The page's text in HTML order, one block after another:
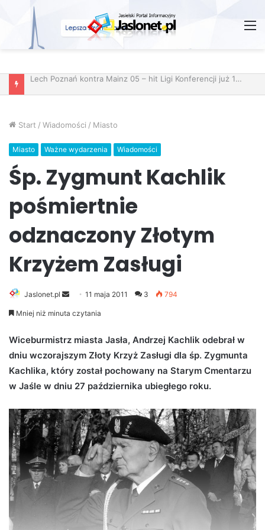
Start / Wiadomości / Miasto
Miasto Ważne wydarzenia Wiadomości
Śp. Zygmunt Kachlik
pośmiertnie
odznaczony Złotym
Krzyżem Zasługi
Jaslonet.pl
d
a
a
i
11 maja 2011 3 794
Mniej niż minuta czytania
Wiceburmistrz miasta Jasła, Andrzej Kachlik odebrał w
dniu wczorajszym Złoty Krzyż Zasługi dla śp. Zygmunta
Kachlika, który został pochowany na Starym Cmentarzu
w Jaśle w dniu 27 października ubiegłego roku.